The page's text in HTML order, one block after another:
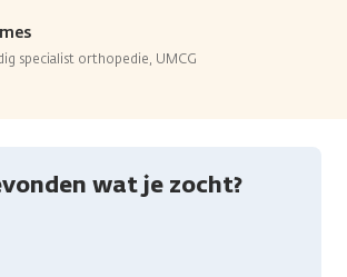
specialist orthopedie, UMCG
wat je zocht?